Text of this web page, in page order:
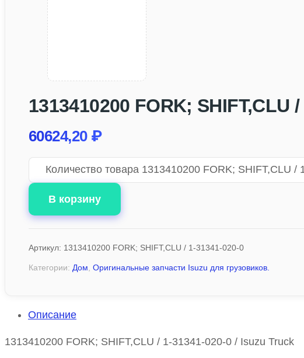
1313410200 FORK; SHIFT,CLU
60624,20 ₽
Количество товара 1313410200 FORK; SHIFT,CLU /
В корзину
Артикул: 1313410200 FORK; SHIFT,CLU / 1-31341-020-0
Категории: Дом, Оригинальные запчасти Isuzu для грузовиков.
Описание
1313410200 FORK; SHIFT,CLU / 1-31341-020-0 / Isuzu Truck